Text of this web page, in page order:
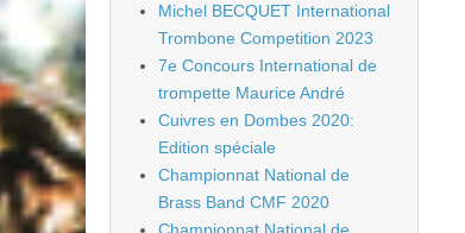
Michel BECQUET International
Trombone Competition 2023
7e Concours International de
trompette Maurice André
Cuivres en Dombes 2020:
Edition spéciale
Championnat National de
Brass Band CMF 2020